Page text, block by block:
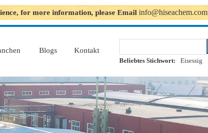
for more information, please Email info@hiseachem.com
Blogs Kontakt
Beliebtes Stichwort: Eisessig